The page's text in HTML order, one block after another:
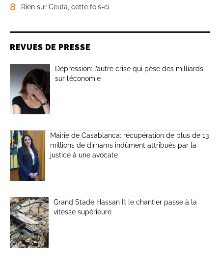
8 Rien sur Ceuta, cette fois-ci
REVUES DE PRESSE
Dépression: l’autre crise qui pèse des milliards
sur l’économie
Mairie de Casablanca: récupération de plus de 13
millions de dirhams indûment attribués par la
justice à une avocate
Grand Stade Hassan II: le chantier passe à la
vitesse supérieure